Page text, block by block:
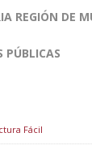
REGIÓN DE
PÚBLICAS
Fácil